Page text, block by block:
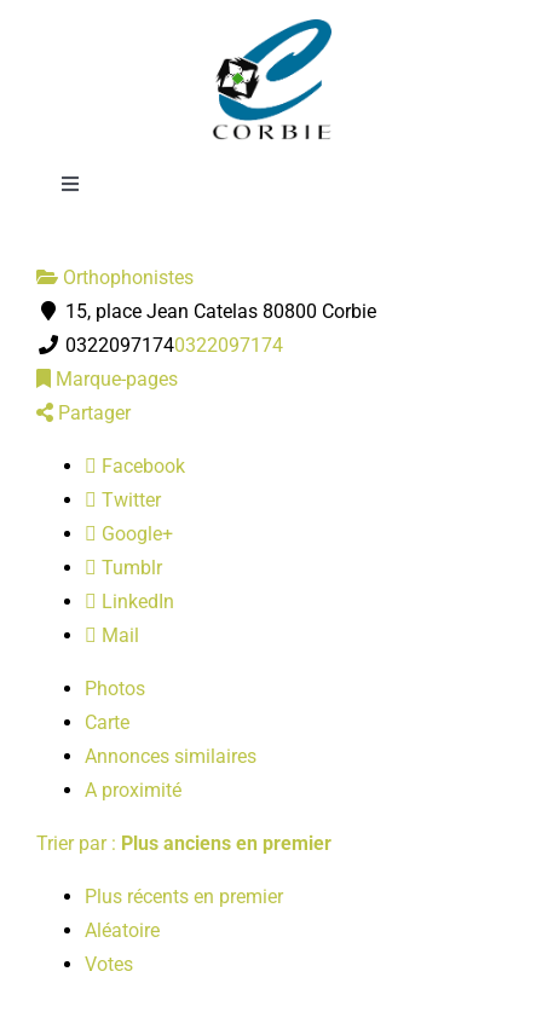
Toggle
DÉMARCHES ADMINISTRATIVES
SERVICES MUNICIPAUX
PRATIQUE
LOISIRS
PUBLICATIONS
Cline
CACHELIEVRE-
Orthophonistes
15, place Jean Catelas 80800 Corbie
03220971740322097174
Marque-pages
Partager
Facebook
Twitter
Google+
Tumblr
LinkedIn
Mail
Photos
Carte
Annonces similaires
A proximité
Trier par : Plus anciens en premier
Plus récents en premier
Aléatoire
Votes